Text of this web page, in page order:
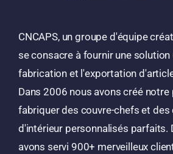
CNCAPS, un groupe d'équipe
se consacre à fournir une solution
fabrication et l'exportation
Dans 2006 nous avons créé
fabriquer des couvre-chefs et
d'intérieur personnalisés parfaits.
avons servi 900+ merveilleux